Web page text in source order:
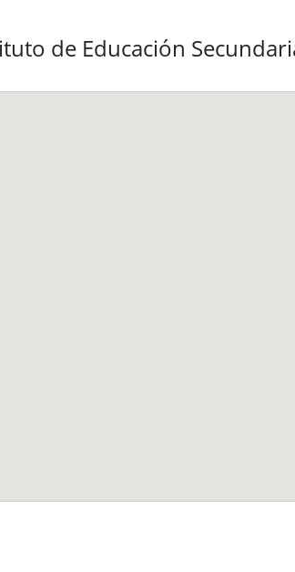
de Educación